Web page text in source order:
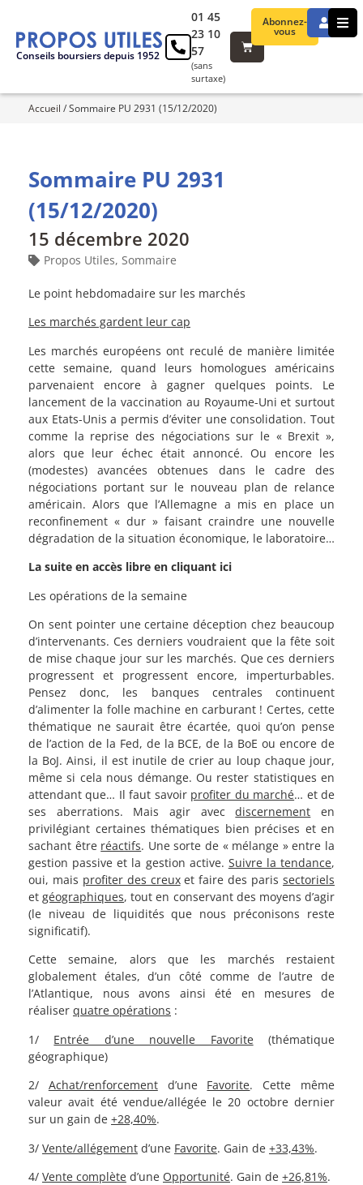
Conseils boursiers depuis 1952
Abonnez-
vous
01 45
23 10
57
(sans
surtaxe)
Accueil /Sommaire PU 2931 (15/12/2020)
Sommaire PU 2931
(15/12/2020)
15 décembre 2020
Propos Utiles, Sommaire
Le point hebdomadaire sur les marchés
Les marchés gardent leur cap
Les marchés européens ont reculé de manière limitée
cette semaine, quand leurs homologues américains
parvenaient encore à gagner quelques points. Le
lancement de la vaccination au Royaume-Uni et surtout
aux Etats-Unis a permis d’éviter une consolidation. Tout
comme la reprise des négociations sur le « Brexit »,
alors que leur échec était annoncé. Ou encore les
(modestes) avancées obtenues dans le cadre des
négociations portant sur le nouveau plan de relance
américain. Alors que l’Allemagne a mis en place un
reconfinement « dur » faisant craindre une nouvelle
dégradation de la situation économique, le laboratoire…
La suite en accès libre en cliquant ici
Les opérations de la semaine
On sent pointer une certaine déception chez beaucoup
d’intervenants. Ces derniers voudraient que la fête soit
de mise chaque jour sur les marchés. Que ces derniers
progressent et progressent encore, imperturbables.
Pensez donc, les banques centrales continuent
d’alimenter la folle machine en carburant ! Certes, cette
thématique ne saurait être écartée, quoi qu’on pense
de l’action de la Fed, de la BCE, de la BoE ou encore de
la BoJ. Ainsi, il est inutile de crier au loup chaque jour,
même si cela nous démange. Ou rester statistiques en
attendant que… Il faut savoir profiter du marché… et de
ses aberrations. Mais agir avecdiscernement en
privilégiant certaines thématiques bien précises et en
sachant être réactifs. Une sorte de « mélange » entre la
gestion passive et la gestion active. Suivre la tendance,
oui, mais profiter des creuxet faire des parissectoriels
etgéographiques, tout en conservant des moyens d’agir
(le niveau de liquidités que nous préconisons reste
significatif).
Cette semaine, alors que les marchés restaient
globalement étales, d’un côté comme de l’autre de
l’Atlantique, nous avons ainsi été en mesures de
réaliser quatre opérations :
1/ Entrée d’une nouvelle Favorite(thématique
géographique)
2/ Achat/renforcementd’une Favorite. Cette même
valeur avait été vendue/allégée le 20 octobre dernier
sur un gain de +28,40%.
3/ Vente/allégement d’une Favorite. Gain de +33,43%.
4/ Vente complète d’une Opportunité. Gain de +26,81%.